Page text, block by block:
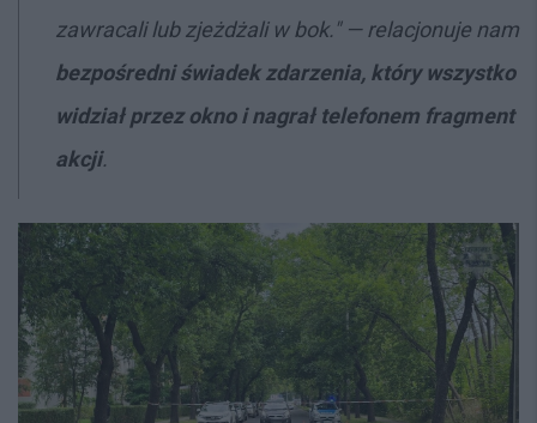
zawracali lub zjeżdżali w bok. "— relacjonuje nam
bezpośredni świadek zdarzenia, który wszystko
widział przez okno i nagrał telefonem fragment
akcji.